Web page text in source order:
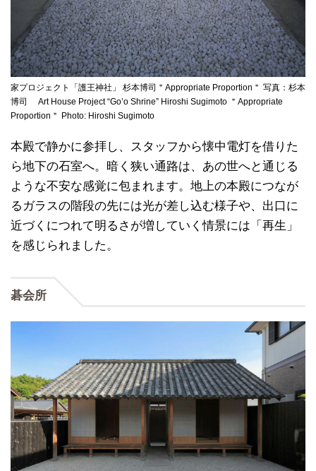
家プロジェクト「護王神社」 杉本博司＂Appropriate Proportion＂ 写真：杉本
博司 Art House Project “Go’o Shrine” Hiroshi Sugimoto ＂Appropriate
Proportion＂ Photo: Hiroshi Sugimoto
本殿で静かに参拝し、スタッフから懐中電灯を借りた
ら地下の石室へ。暗く狭い通路は、あの世へと通じる
ような不安な感覚に包まれます。地上の本殿につなが
るガラスの階段の先には光が差し込む様子や、出口に
近づくにつれて明るさが増していく情景には「再生」
を感じられました。
碁会所